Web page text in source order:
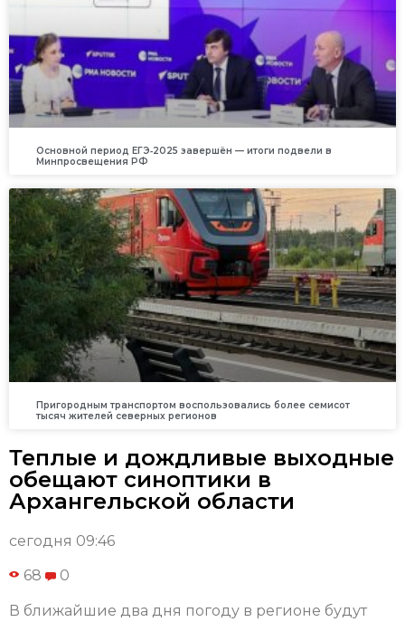
Основной период ЕГЭ‑2025 завершён — итоги подвели в
Минпросвещения РФ
Пригородным транспортом воспользовались более семисот
тысяч жителей северных регионов
Теплые и дождливые выходные
обещают синоптики в
Архангельской области
сегодня 09:46
68 0
В ближайшие два дня погоду в регионе будут